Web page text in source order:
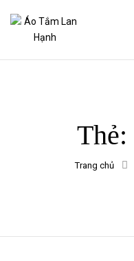
Thẻ:
Trang chủ